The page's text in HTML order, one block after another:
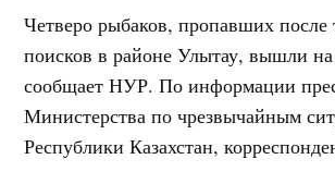
Четверо рыбаков, пропавших после
поисков в районе Улытау, вышли
сообщает НУР. По информации
Министерства по чрезвычайным
Республики Казахстан,